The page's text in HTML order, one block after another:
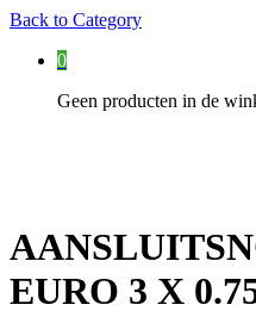
Back to Category
0
Geen producten in de
EURO 3 X